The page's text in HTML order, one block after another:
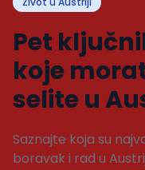
Pet
koje
selite u
Saznajte koja su
boravak i rad u